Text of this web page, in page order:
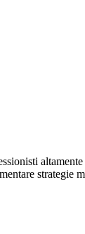
strategie